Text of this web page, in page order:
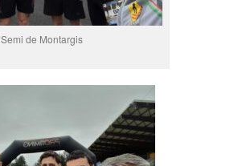
Semi de Montargis